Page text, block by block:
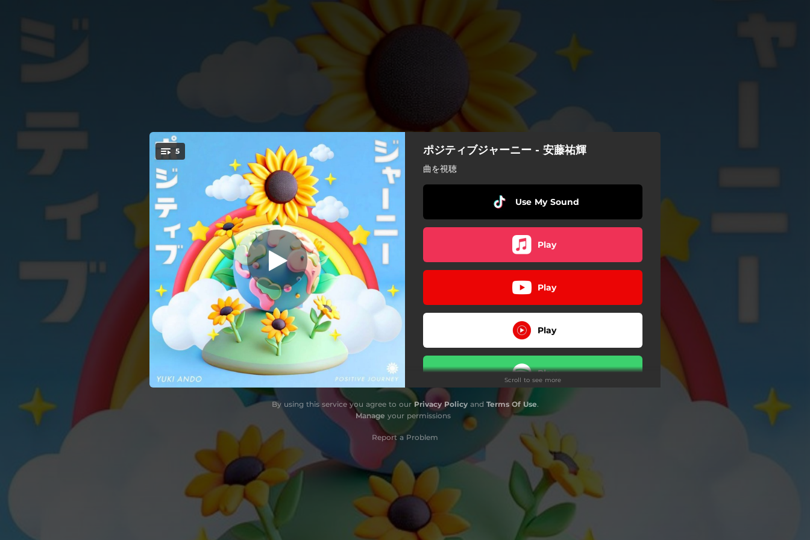
You're all set!
5 ポジティブジャーニー
ポジティブジャーニー
03:56
VALIANT
04:44
JINSEIKUESUTO
03:30
ストレートでいいじゃん
03:58
AINOYU-TOPIA
03:52
ポジティブジャーニー - 安藤祐輝
曲を視聴
Use My Sound
Play
Play
Play
Play
Download
Stay Tuned
Scroll to see more
By using this service you agree to ourPrivacy Policyand Terms Of Use.
Manage your permissions
Report a Problem